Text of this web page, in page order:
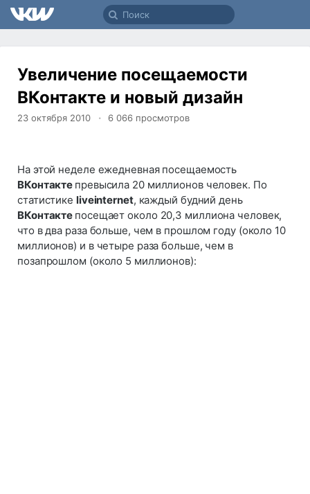
Увеличение посещаемости
ВКонтакте и новый дизайн
23 октября 2010 6 066 просмотров
На этой неделе ежедневная посещаемость
ВКонтакте превысила 20 миллионов человек. По
статистике liveinternet, каждый будний день
ВКонтакте посещает около 20,3 миллиона человек,
что в два раза больше, чем в прошлом году (около 10
миллионов) и в четыре раза больше, чем в
позапрошлом (около 5 миллионов):